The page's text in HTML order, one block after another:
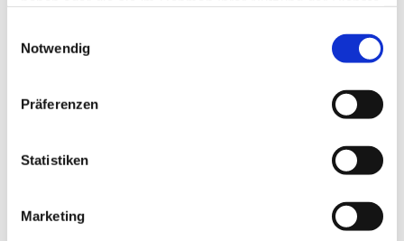
Notwendig
Präferenzen
Statistiken
Marketing